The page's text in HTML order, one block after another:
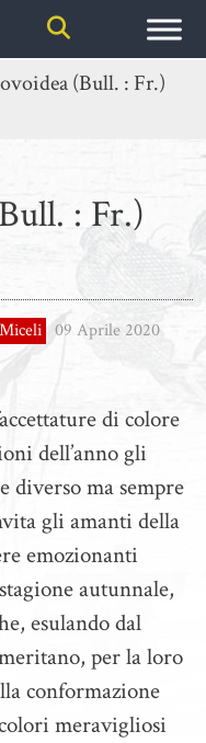
(Bull. : Fr.)
: Fr.)
09 Aprile 2020
di colore
dell’anno gli
diverso ma sempre
gli amanti della
emozionanti
autunnale,
esulando dal
per la loro
conformazione
meravigliosi